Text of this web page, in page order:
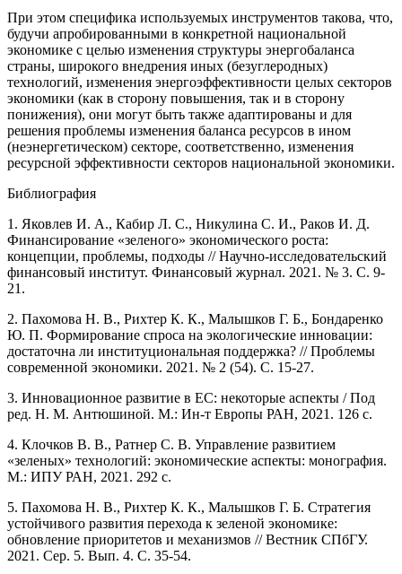
При этом специфика используемых инструментов такова, что,
будучи апробированными в конкретной национальной
экономике с целью изменения структуры энергобаланса
страны, широкого внедрения иных (безуглеродных)
технологий, изменения энергоэффективности целых секторов
экономики (как в сторону повышения, так и в сторону
понижения), они могут быть также адаптированы и для
решения проблемы изменения баланса ресурсов в ином
(неэнергетическом) секторе, соответственно, изменения
ресурсной эффективности секторов национальной экономики.
Библиография
1. Яковлев И. А., Кабир Л. С., Никулина С. И., Раков И. Д.
Финансирование «зеленого» экономического роста:
концепции, проблемы, подходы // Научно-исследовательский
финансовый институт. Финансовый журнал. 2021. № 3. С. 9-
21.
2. Пахомова Н. В., Рихтер К. К., Малышков Г. Б., Бондаренко
Ю. П. Формирование спроса на экологические инновации:
достаточна ли институциональная поддержка? // Проблемы
современной экономики. 2021. № 2 (54). С. 15-27.
3. Инновационное развитие в ЕС: некоторые аспекты / Под
ред. Н. М. Антюшиной. М.: Ин-т Европы РАН, 2021. 126 с.
4. Клочков В. В., Ратнер С. В. Управление развитием
«зеленых» технологий: экономические аспекты: монография.
М.: ИПУ РАН, 2021. 292 с.
5. Пахомова Н. В., Рихтер К. К., Малышков Г. Б. Стратегия
устойчивого развития перехода к зеленой экономике:
обновление приоритетов и механизмов // Вестник СПбГУ.
2021. Сер. 5. Вып. 4. С. 35-54.